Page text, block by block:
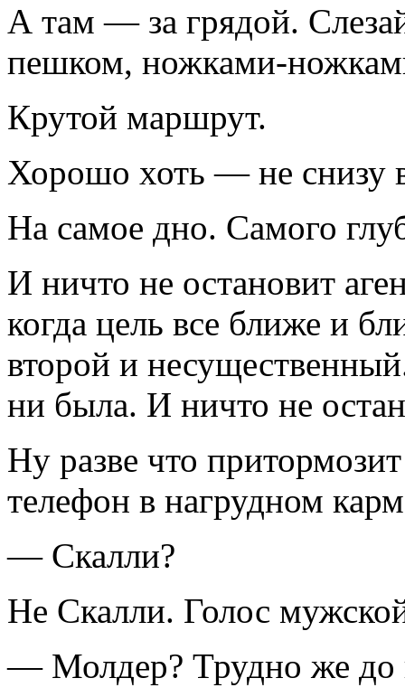
А там — за грядой.
пешком, ножками-
Крутой маршрут.
Хорошо хоть — не снизу
На самое дно. Самого
И ничто не остановит
когда цель все ближе и
второй и
ни была. И ничто не
Ну разве что
телефон в нагрудном
— Скалли?
Не Скалли. Голос
— Молдер? Трудно же до